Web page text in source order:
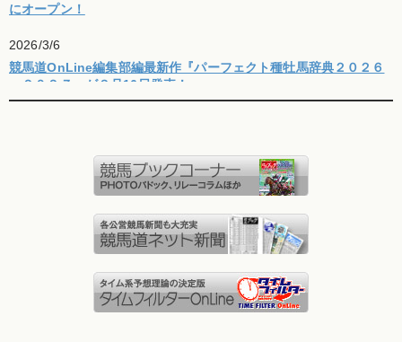
にオープン！
2026/3/6
競馬道OnLine編集部編最新作『パーフェクト種牡馬辞典２０２６
－２０２７』が３月16日発売！
【決済停止のお知らせ】VISAをご利用のお客様へ
競馬道OnLine編集部編最新作『パーフェクト種牡馬辞典２０２５
－２０２６』が３月21日発売！